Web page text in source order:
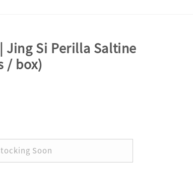
Jing Si Perilla Saltine
/ box)
Soon